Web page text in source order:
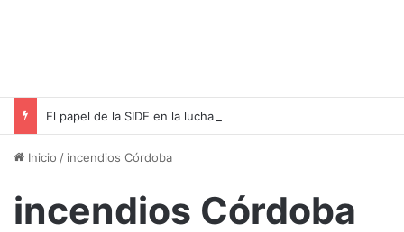
Inicio / incendios Córdoba
incendios Córdoba